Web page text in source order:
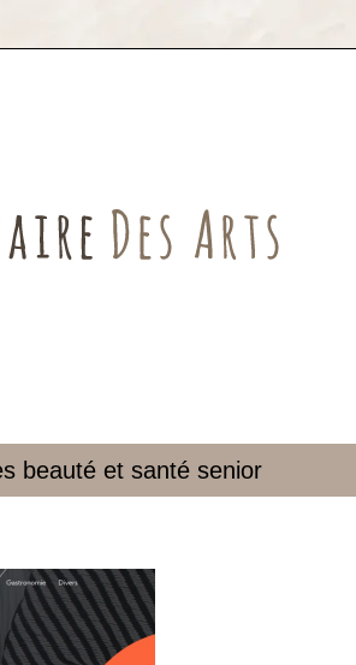
beauté et santé senior